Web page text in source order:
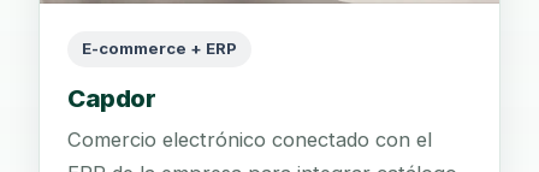
E-commerce + ERP
Capdor
Comercio electrónico conectado con el